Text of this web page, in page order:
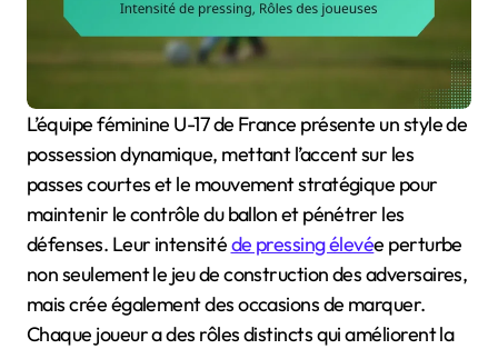
L’équipe féminine U-17 de France présente un style de
possession dynamique, mettant l’accent sur les
passes courtes et le mouvement stratégique pour
maintenir le contrôle du ballon et pénétrer les
défenses. Leur intensitéde pressing élevée perturbe
non seulement le jeu de construction des adversaires,
mais crée également des occasions de marquer.
Chaque joueur a des rôles distincts qui améliorent la